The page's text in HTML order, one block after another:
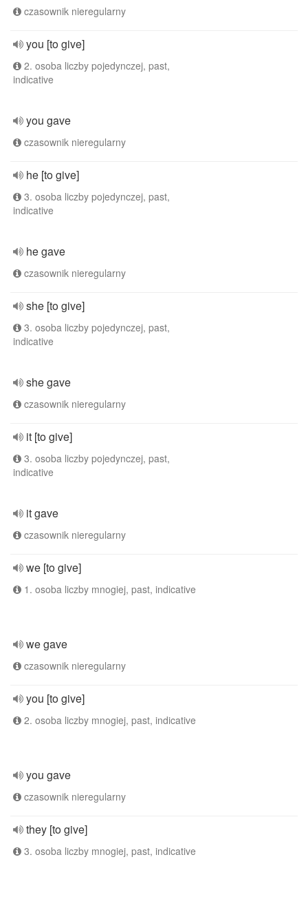
czasownik nieregularny
you [to give]
2. osoba liczby pojedynczej, past,
indicative
you gave
czasownik nieregularny
he [to give]
3. osoba liczby pojedynczej, past,
indicative
he gave
czasownik nieregularny
she [to give]
3. osoba liczby pojedynczej, past,
indicative
she gave
czasownik nieregularny
it [to give]
3. osoba liczby pojedynczej, past,
indicative
it gave
czasownik nieregularny
we [to give]
1. osoba liczby mnogiej, past, indicative
we gave
czasownik nieregularny
you [to give]
2. osoba liczby mnogiej, past, indicative
you gave
czasownik nieregularny
they [to give]
3. osoba liczby mnogiej, past, indicative